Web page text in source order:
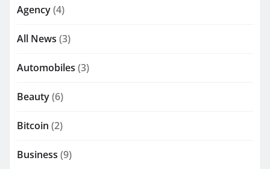
Agency(4)
All News (3)
Automobiles (3)
Beauty(6)
Bitcoin (2)
Business (9)